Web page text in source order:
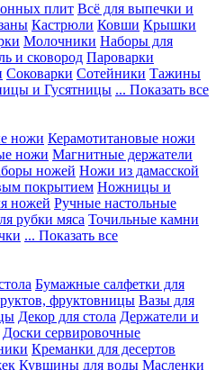
плит Всё для выпечки и
Кастрюли Ковши Крышки
Молочники Наборы для
и сковород Пароварки
Соковарки Сотейники Тажины
и Гусятницы ... Показать все
ножи Керамотитановые ножи
ножи Магнитные держатели
ножей Ножи из дамасской
покрытием Ножницы и
ножей Ручные настольные
рубки мяса Точильные камни
... Показать все
Бумажные салфетки для
фруктовницы Вазы для
Декор для стола Держатели и
Доски сервировочные
Креманки для десертов
Кувшины для воды Масленки